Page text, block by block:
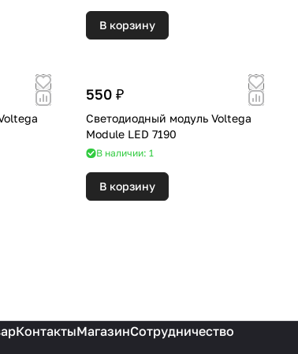
В корзину
550 ₽
Светодиодный модуль Voltega
Module LED 7190
В наличии: 1
В корзину
КонтактыМагазинСотрудничество